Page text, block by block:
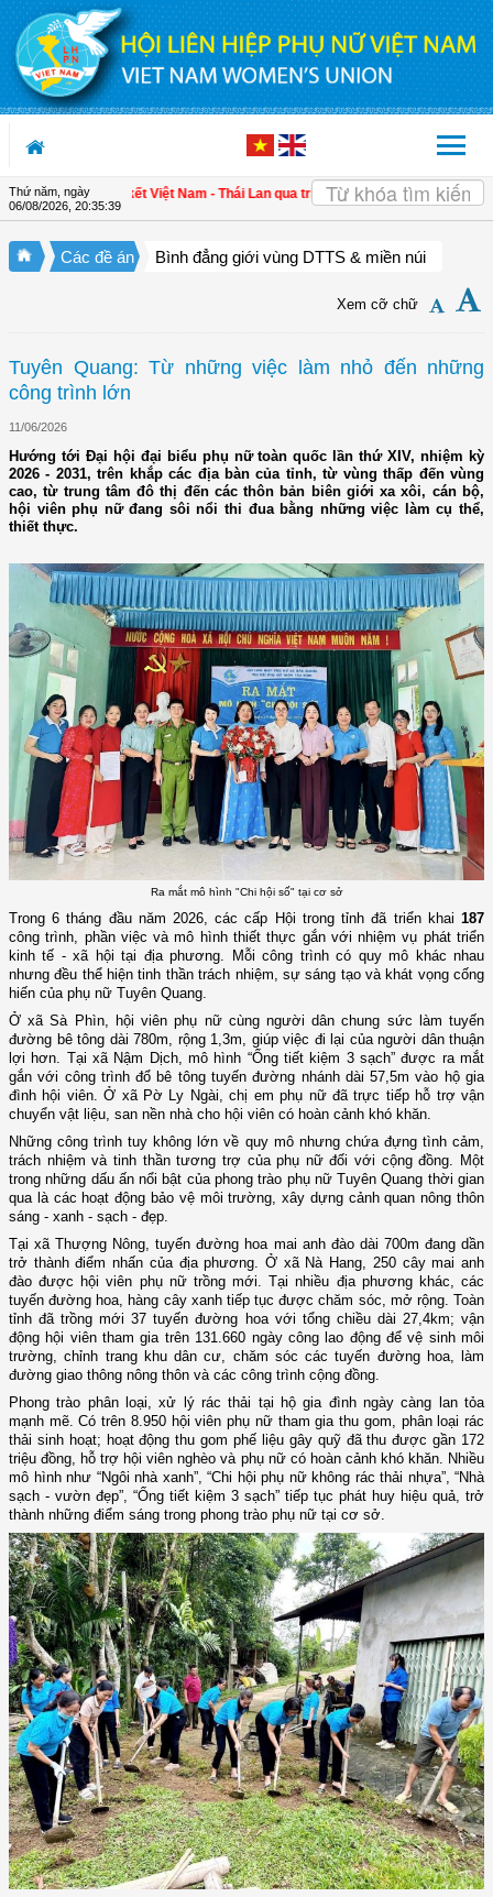
Truy cập nội dung luôn
Thứ năm, ngày
06/08/2026, 20:35:39
cường gắn kết Việt Nam - Thái Lan qua triển lãm "Đan kết hữu nghị" | 4
Các đề án Bình đẳng giới vùng DTTS & miền núi
Xem cỡ chữ
Tuyên Quang: Từ những việc làm nhỏ đến những
công trình lớn
11/06/2026
Hướng tới Đại hội đại biểu phụ nữ toàn quốc lần thứ XIV, nhiệm kỳ
2026 - 2031, trên khắp các địa bàn của tỉnh, từ vùng thấp đến vùng
cao, từ trung tâm đô thị đến các thôn bản biên giới xa xôi, cán bộ,
hội viên phụ nữ đang sôi nổi thi đua bằng những việc làm cụ thể,
thiết thực.
Ra mắt mô hình "Chi hội số" tại cơ sở
Trong 6 tháng đầu năm 2026, các cấp Hội trong tỉnh đã triển khai 187
công trình, phần việc và mô hình thiết thực gắn với nhiệm vụ phát triển
kinh tế - xã hội tại địa phương. Mỗi công trình có quy mô khác nhau
nhưng đều thể hiện tinh thần trách nhiệm, sự sáng tạo và khát vọng cống
hiến của phụ nữ Tuyên Quang.
Ở xã Sà Phìn, hội viên phụ nữ cùng người dân chung sức làm tuyến
đường bê tông dài 780m, rộng 1,3m, giúp việc đi lại của người dân thuận
lợi hơn. Tại xã Nậm Dịch, mô hình “Ống tiết kiệm 3 sạch” được ra mắt
gắn với công trình đổ bê tông tuyến đường nhánh dài 57,5m vào hộ gia
đình hội viên. Ở xã Pờ Ly Ngài, chị em phụ nữ đã trực tiếp hỗ trợ vận
chuyển vật liệu, san nền nhà cho hội viên có hoàn cảnh khó khăn.
Những công trình tuy không lớn về quy mô nhưng chứa đựng tình cảm,
trách nhiệm và tinh thần tương trợ của phụ nữ đối với cộng đồng. Một
trong những dấu ấn nổi bật của phong trào phụ nữ Tuyên Quang thời gian
qua là các hoạt động bảo vệ môi trường, xây dựng cảnh quan nông thôn
sáng - xanh - sạch - đẹp.
Tại xã Thượng Nông, tuyến đường hoa mai anh đào dài 700m đang dần
trở thành điểm nhấn của địa phương. Ở xã Nà Hang, 250 cây mai anh
đào được hội viên phụ nữ trồng mới. Tại nhiều địa phương khác, các
tuyến đường hoa, hàng cây xanh tiếp tục được chăm sóc, mở rộng. Toàn
tỉnh đã trồng mới 37 tuyến đường hoa với tổng chiều dài 27,4km; vận
động hội viên tham gia trên 131.660 ngày công lao động để vệ sinh môi
trường, chỉnh trang khu dân cư, chăm sóc các tuyến đường hoa, làm
đường giao thông nông thôn và các công trình cộng đồng.
Phong trào phân loại, xử lý rác thải tại hộ gia đình ngày càng lan tỏa
mạnh mẽ. Có trên 8.950 hội viên phụ nữ tham gia thu gom, phân loại rác
thải sinh hoạt; hoạt động thu gom phế liệu gây quỹ đã thu được gần 172
triệu đồng, hỗ trợ hội viên nghèo và phụ nữ có hoàn cảnh khó khăn. Nhiều
mô hình như “Ngôi nhà xanh”, “Chi hội phụ nữ không rác thải nhựa”, “Nhà
sạch - vườn đẹp”, “Ống tiết kiệm 3 sạch” tiếp tục phát huy hiệu quả, trở
thành những điểm sáng trong phong trào phụ nữ tại cơ sở.